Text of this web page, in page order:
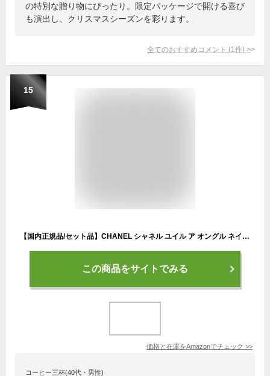
の特別な贈り物にぴったり。限定パッケージで開ける喜び
も演出し、クリスマスシーズンを彩ります。
全てのおすすめコメント (1 件) >
15
【国内正規品/セット品】CHANEL シャネル ユイル ア オングル ネイルオイル ＋ チャンス オータンドゥル ヘアミスト コフレ 2025 ギフト ギフトセット プレゼント ショッパー付き ギフトBOX付 (CHANEL チャーム アトマイザーセット)
この商品をサイトでみる
価格と在庫をAmazonでチェック >>
コーヒー三杯(40代・男性)